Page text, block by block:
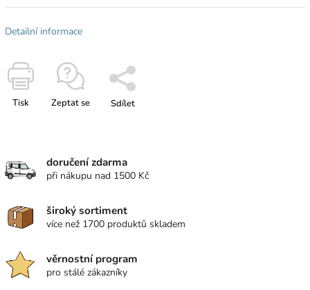
Detailní informace
Tisk Zeptat se Sdílet
doručení zdarma
při nákupu nad 1500 Kč
široký sortiment
více než 1700 produktů skladem
věrnostní program
pro stálé zákazníky